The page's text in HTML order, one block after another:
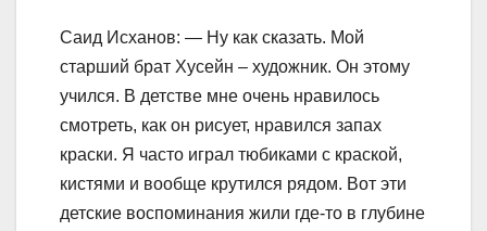
Саид Исханов: — Ну как сказать. Мой
старший брат Хусейн – художник. Он этому
учился. В детстве мне очень нравилось
смотреть, как он рисует, нравился запах
краски. Я часто играл тюбиками с краской,
кистями и вообще крутился рядом. Вот эти
детские воспоминания жили где-то в глубине